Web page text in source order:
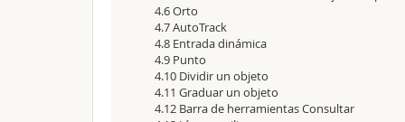
4.6 Orto
4.7 AutoTrack
4.8 Entrada dinámica
4.9 Punto
4.10 Dividir un objeto
4.11 Graduar un objeto
4.12 Barra de herramientas Consultar